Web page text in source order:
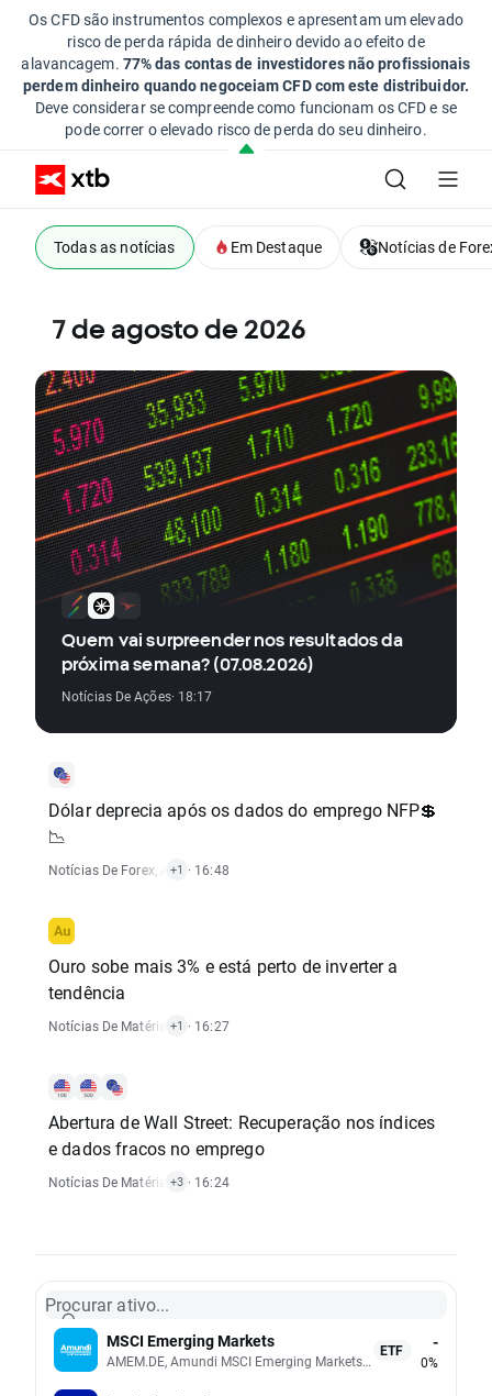
Os CFD são instrumentos complexos e apresentam um elevado
risco de perda rápida de dinheiro devido ao efeito de
alavancagem. 77% das contas de investidores não profissionais
perdem dinheiro quando negoceiam CFD com este distribuidor.
Deve considerar se compreende como funcionam os CFD e se
pode correr o elevado risco de perda do seu dinheiro.
Todas as notícias Em Destaque Notícias de
7 de agosto de 2026
Quem vai surpreender nos resultados da
próxima semana? (07.08.2026)
Notícias De Ações· 18:17
Dólar deprecia após os dados do emprego NFP💲
📉
Notícias De Forex Alertas De Mercado
+1 · 16:48
Ouro sobe mais 3% e está perto de inverter a
tendência
Notícias De Matérias-Primas
+1 · 16:27
Abertura de Wall Street: Recuperação nos índices
e dados fracos no emprego
Notícias De Matérias-Primas,Notícias De Índices
+3 · 16:24
Procurar ativo...
MSCI Emerging Markets
AMEM.DE, Amundi MSCI Emerging Markets UCITS (Acc EUR)
ETF -
0%